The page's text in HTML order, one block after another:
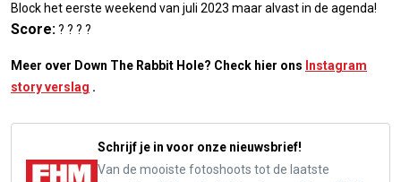
Block het eerste weekend van juli 2023 maar alvast in de agenda!
Score:? ? ? ?
Meer over Down The Rabbit Hole? Check hier ons Instagram
story verslag .
Schrijf je in voor onze nieuwsbrief!
Van de mooiste fotoshoots tot de laatste